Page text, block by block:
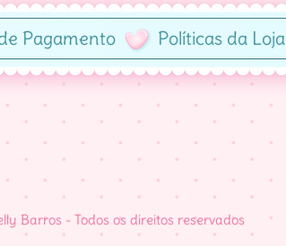
Pagamento Políticas da Loja
Barros - Todos os direitos reservados